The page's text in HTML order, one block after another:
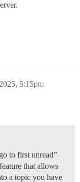
5:15pm
to first unread”
that allows
a topic you have